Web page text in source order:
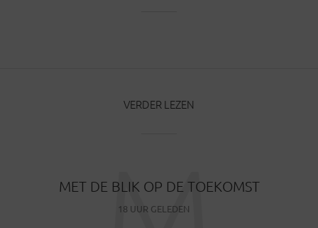
VERDER LEZEN
MET DE BLIK OP DE TOEKOMST
18 UUR GELEDEN